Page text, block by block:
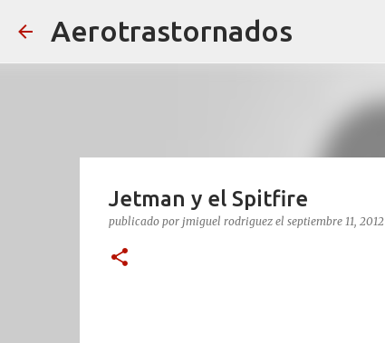
Aerotrastornados
Jetman y el Spitfire
publicado por jmiguel rodriguez el septiembre 11, 2012